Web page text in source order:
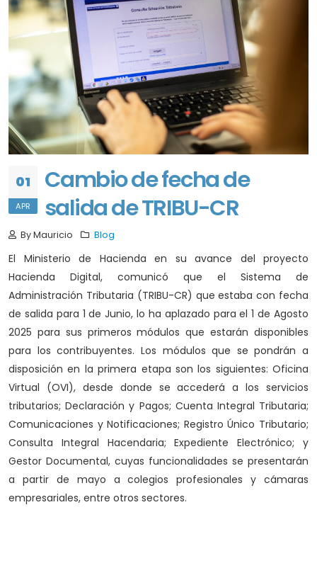
01
APR
Cambio de fecha de
salida de TRIBU-CR
By Mauricio Blog
El Ministerio de Hacienda en su avance del proyecto
Hacienda Digital, comunicó que el Sistema de
Administración Tributaria (TRIBU-CR) que estaba con fecha
de salida para 1 de Junio, lo ha aplazado para el 1 de Agosto
2025 para sus primeros módulos que estarán disponibles
para los contribuyentes. Los módulos que se pondrán a
disposición en la primera etapa son los siguientes: Oficina
Virtual (OVI), desde donde se accederá a los servicios
tributarios; Declaración y Pagos; Cuenta Integral Tributaria;
Comunicaciones y Notificaciones; Registro Único Tributario;
Consulta Integral Hacendaria; Expediente Electrónico; y
Gestor Documental, cuyas funcionalidades se presentarán
a partir de mayo a colegios profesionales y cámaras
empresariales, entre otros sectores.